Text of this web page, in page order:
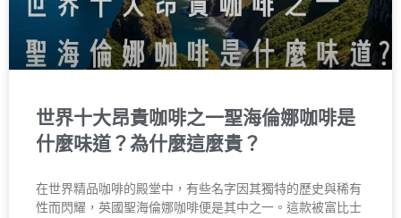
世界十大昂貴咖啡之一聖海倫娜咖啡是
什麼味道？為什麼這麼貴？
在世界精品咖啡的殿堂中，有些名字因其獨特的歷史與稀有
性而閃耀，英國聖海倫娜咖啡便是其中之一。這款被富比士